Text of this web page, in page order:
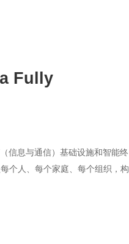
Fully
信息与通信）基础设施和智能终
个人、每个家庭、每个组织，构